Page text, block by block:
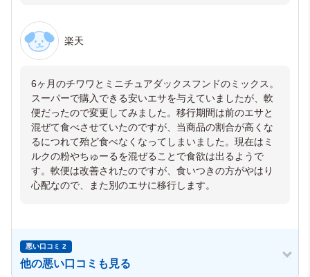
楽天
6ヶ月のチワワとミニチュアダックスフンドのミックス。
スーパーで購入できる安いエサを与えていましたが、軟
便だったので変更してみました。移行期間は前のエサと
混ぜて食べさせていたのですが、当商品の割合が高くな
るにつれて殆ど食べなくなってしまいました。現在はミ
ルクの粉やちゅーるを混ぜることで食欲は出るようで
す。軟便は改善されたのですが、食いつきの方がやはり
心配なので、また別のエサに移行します。
悪い口コミ 2
他の悪い口コミも見る